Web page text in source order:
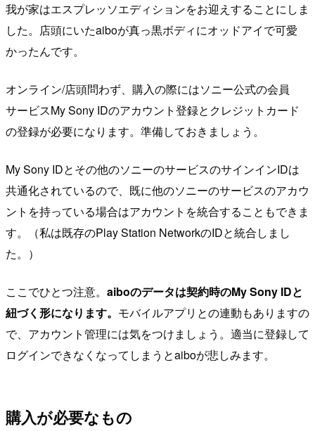
我が家はエスプレッソエディションをお迎えすることにしま
した。店頭にいたaiboが真っ黒ボディにオッドアイで可愛
かったんです。
オンライン/店頭問わず、購入の際にはソニー公式の会員
サービスMy Sony IDのアカウント登録とクレジットカード
の登録が必要になります。準備しておきましょう。
My Sony IDとその他のソニーのサービスのサインインIDは
共通化されているので、既に他のソニーのサービスのアカウ
ントを持っている場合はアカウントを統合することもできま
す。（私は既存のPlay Station NetworkのIDと統合しまし
た。）
ここでひとつ注意。 aiboのデータは契約時のMy Sony IDと
紐づく形になります。 モバイルアプリとの連動もありますの
で、アカウント管理には気をつけましょう。適当に登録して
ログインできなくなってしまうとaiboが悲しみます。
購入が必要なもの